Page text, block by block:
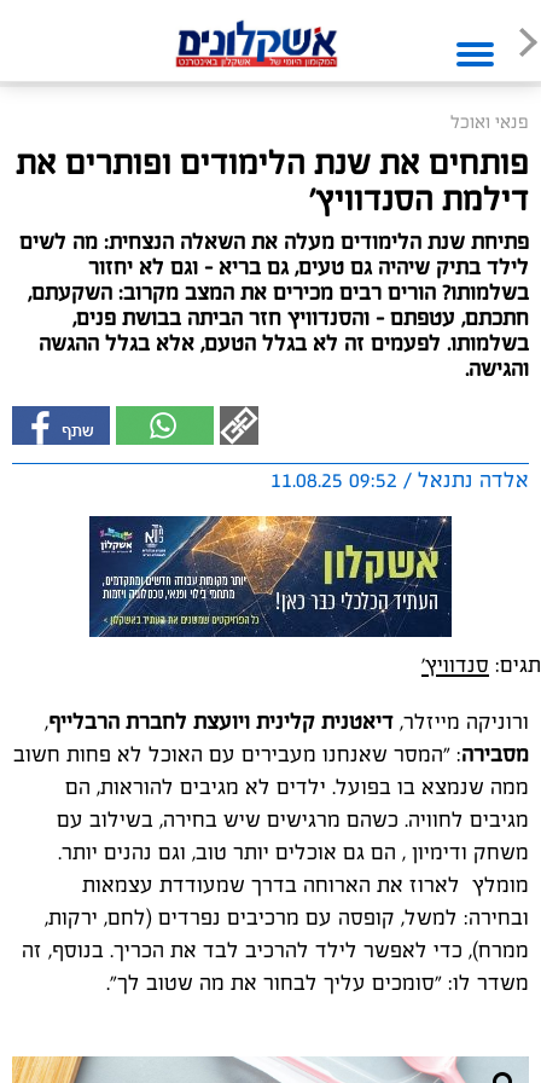
פנאי ואוכל
פותחים את שנת הלימודים ופותרים את
דילמת הסנדוויץ'
פתיחת שנת הלימודים מעלה את השאלה הנצחית: מה לשים
לילד בתיק שיהיה גם טעים, גם בריא – וגם לא יחזור
בשלמותו? הורים רבים מכירים את המצב מקרוב: השקעתם,
חתכתם, עטפתם – והסנדוויץ חזר הביתה בבושת פנים,
בשלמותו. לפעמים זה לא בגלל הטעם, אלא בגלל ההגשה
והגישה.
אלדה נתנאל / 09:52 11.08.25
תגים: סנדוויץ'
ורוניקה מייזלר, דיאטנית קלינית ויועצת לחברת הרבלייף,
מסבירה: "המסר שאנחנו מעבירים עם האוכל לא פחות חשוב
ממה שנמצא בו בפועל. ילדים לא מגיבים להוראות, הם
מגיבים לחוויה. כשהם מרגישים שיש בחירה, בשילוב עם
משחק ודימיון , הם גם אוכלים יותר טוב, וגם נהנים יותר.
מומלץ לארוז את הארוחה בדרך שמעודדת עצמאות
ובחירה: למשל, קופסה עם מרכיבים נפרדים (לחם, ירקות,
ממרח), כדי לאפשר לילד להרכיב לבד את הכריך. בנוסף, זה
משדר לו: "סומכים עליך לבחור את מה שטוב לך".